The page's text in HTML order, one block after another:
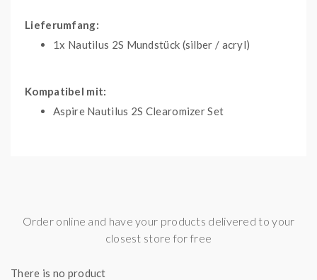
Lieferumfang:
1x Nautilus 2S Mundstück (silber / acryl)
Kompatibel mit:
Aspire Nautilus 2S Clearomizer Set
(GPSR)
Importeur:
Order online and have your products delivered to your
closest store for free
There is no product